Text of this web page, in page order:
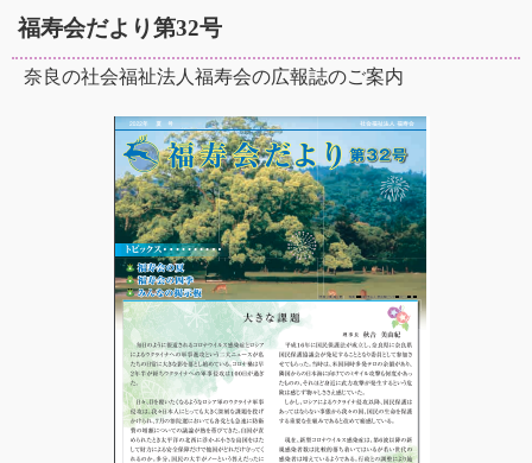
福寿会だより第32号
奈良の社会福祉法人福寿会の広報誌のご案内